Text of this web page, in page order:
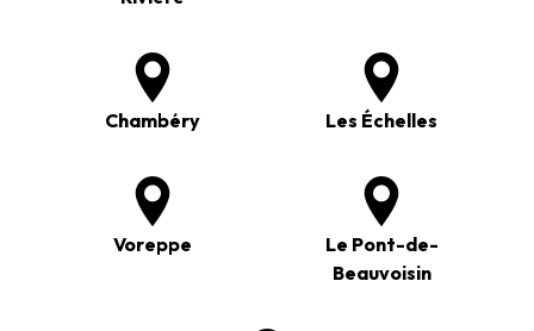
Chambéry Les Échelles
Voreppe
Le Pont-de-
Beauvoisin